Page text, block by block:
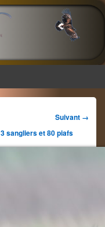
Navigation
dans
les
Suivant →
3 sangliers et 80 piafs